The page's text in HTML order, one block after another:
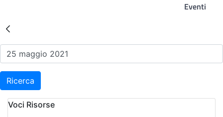
Eventi
Risultati della Ricerca -
Ricerca
Voci Risorse